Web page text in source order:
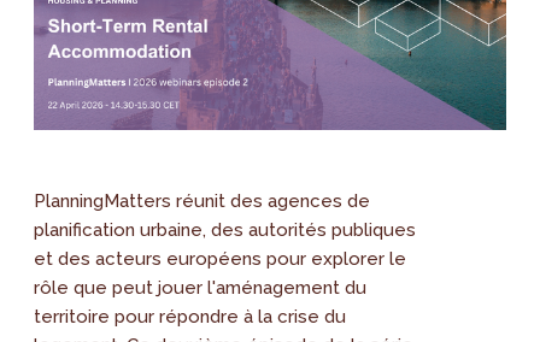
PlanningMatters réunit des agences de
planification urbaine, des autorités publiques
et des acteurs européens pour explorer le
rôle que peut jouer l'aménagement du
territoire pour répondre à la crise du